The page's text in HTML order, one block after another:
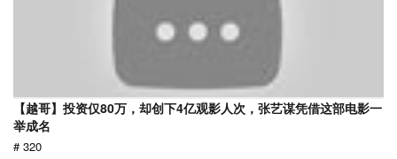
【越哥】投资仅80万，却创下4亿观影人次，张艺谋凭借这部电影一
举成名
# 320